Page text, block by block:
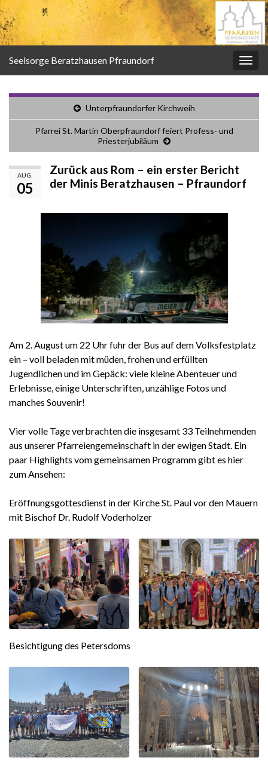
Seelsorge Beratzhausen Pfraundorf
Unterpfraundorfer Kirchweih
Pfarrei St. Martin Oberpfraundorf feiert Profess- und
Priesterjubiläum
AUG.
05
Zurück aus Rom – ein erster Bericht
der Minis Beratzhausen – Pfraundorf
Am 2. August um 22 Uhr fuhr der Bus auf dem Volksfestplatz
ein – voll beladen mit müden, frohen und erfüllten
Jugendlichen und im Gepäck: viele kleine Abenteuer und
Erlebnisse, einige Unterschriften, unzählige Fotos und
manches Souvenir!
Vier volle Tage verbrachten die insgesamt 33 Teilnehmenden
aus unserer Pfarreiengemeinschaft in der ewigen Stadt. Ein
paar Highlights vom gemeinsamen Programm gibt es hier
zum Ansehen:
Eröffnungsgottesdienst in der Kirche St. Paul vor den Mauern
mit Bischof Dr. Rudolf Voderholzer
Besichtigung des Petersdoms